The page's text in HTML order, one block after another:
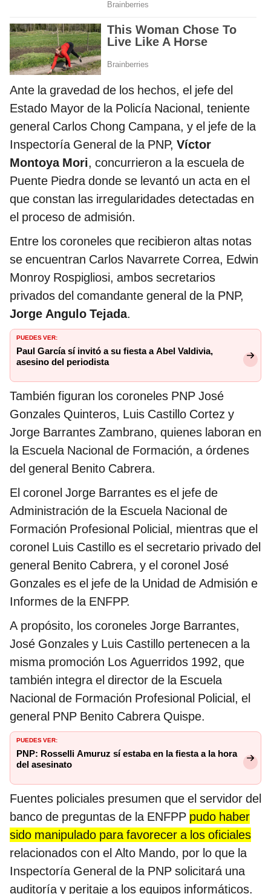
Ante la gravedad de los hechos, el jefe del
Estado Mayor de la Policía Nacional, teniente
general Carlos Chong Campana, y el jefe de la
Inspectoría General de la PNP, Víctor
Montoya Mori, concurrieron a la escuela de
Puente Piedra donde se levantó un acta en el
que constan las irregularidades detectadas en
el proceso de admisión.
Entre los coroneles que recibieron altas notas
se encuentran Carlos Navarrete Correa, Edwin
Monroy Rospigliosi, ambos secretarios
privados del comandante general de la PNP,
Jorge Angulo Tejada.
PUEDES VER:
Paul García sí invitó a su fiesta a Abel Valdivia,
asesino del periodista
También figuran los coroneles PNP José
Gonzales Quinteros, Luis Castillo Cortez y
Jorge Barrantes Zambrano, quienes laboran en
la Escuela Nacional de Formación, a órdenes
del general Benito Cabrera.
El coronel Jorge Barrantes es el jefe de
Administración de la Escuela Nacional de
Formación Profesional Policial, mientras que el
coronel Luis Castillo es el secretario privado del
general Benito Cabrera, y el coronel José
Gonzales es el jefe de la Unidad de Admisión e
Informes de la ENFPP.
A propósito, los coroneles Jorge Barrantes,
José Gonzales y Luis Castillo pertenecen a la
misma promoción Los Aguerridos 1992, que
también integra el director de la Escuela
Nacional de Formación Profesional Policial, el
general PNP Benito Cabrera Quispe.
PUEDES VER:
PNP: Rosselli Amuruz sí estaba en la fiesta a la hora
del asesinato
Fuentes policiales presumen que el servidor del
banco de preguntas de la ENFPP pudo haber
sido manipulado para favorecer a los oficiales
relacionados con el Alto Mando, por lo que la
Inspectoría General de la PNP solicitará una
auditoría y peritaje a los equipos informáticos.